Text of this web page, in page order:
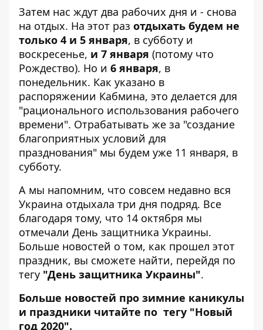
Затем нас ждут два рабочих дня и - снова
на отдых. На этот раз отдыхать будем не
только 4 и 5 января, в субботу и
воскресенье, и 7 января (потому что
Рождество). Но и 6 января, в
понедельник. Как указано в
распоряжении Кабмина, это делается для
"рационального использования рабочего
времени". Отрабатывать же за "создание
благоприятных условий для
празднования" мы будем уже 11 января, в
субботу.
А мы напомним, что совсем недавно вся
Украина отдыхала три дня подряд. Все
благодаря тому, что 14 октября мы
отмечали День защитника Украины.
Больше новостей о том, как прошел этот
праздник, вы сможете найти, перейдя по
тегу "День защитника Украины".
Больше новостей про зимние каникулы
и праздники читайте по тегу "Новый
год 2020".